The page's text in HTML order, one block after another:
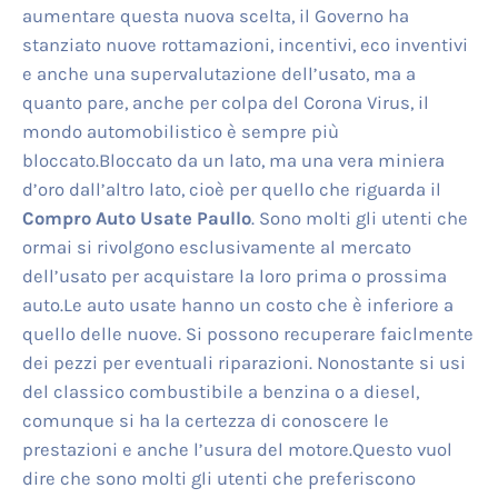
aumentare questa nuova scelta, il Governo ha
stanziato nuove rottamazioni, incentivi, eco inventivi
e anche una supervalutazione dell’usato, ma a
quanto pare, anche per colpa del Corona Virus, il
mondo automobilistico è sempre più
bloccato.Bloccato da un lato, ma una vera miniera
d’oro dall’altro lato, cioè per quello che riguarda il
Compro Auto Usate Paullo. Sono molti gli utenti che
ormai si rivolgono esclusivamente al mercato
dell’usato per acquistare la loro prima o prossima
auto.Le auto usate hanno un costo che è inferiore a
quello delle nuove. Si possono recuperare faiclmente
dei pezzi per eventuali riparazioni. Nonostante si usi
del classico combustibile a benzina o a diesel,
comunque si ha la certezza di conoscere le
prestazioni e anche l’usura del motore.Questo vuol
dire che sono molti gli utenti che preferiscono